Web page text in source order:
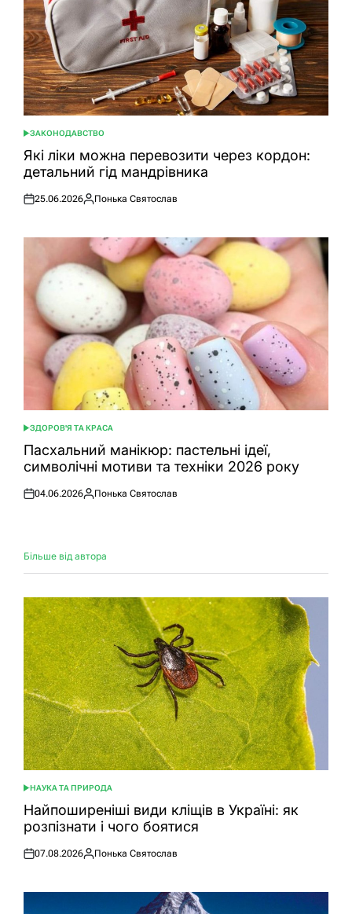
ОПУБЛІКУВАТИ
У
ЗАКОНОДАВСТВО
Які ліки можна перевозити через кордон:
детальний гід мандрівника
Оприлюднено
25.06.2026
Опубліковано
Понька Святослав
ОПУБЛІКУВАТИ
У
ЗДОРОВ'Я ТА КРАСА
Пасхальний манікюр: пастельні ідеї,
символічні мотиви та техніки 2026 року
Оприлюднено
04.06.2026
Опубліковано
Понька Святослав
Більше від автора
ОПУБЛІКУВАТИ
У
НАУКА ТА ПРИРОДА
Найпоширеніші види кліщів в Україні: як
розпізнати і чого боятися
Оприлюднено
07.08.2026
Опубліковано
Понька Святослав